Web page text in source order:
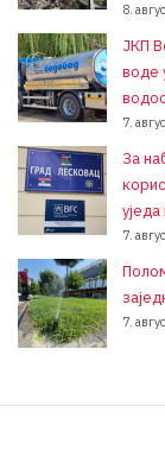
8.
ЈКП
воде
7.
За
7.
7.